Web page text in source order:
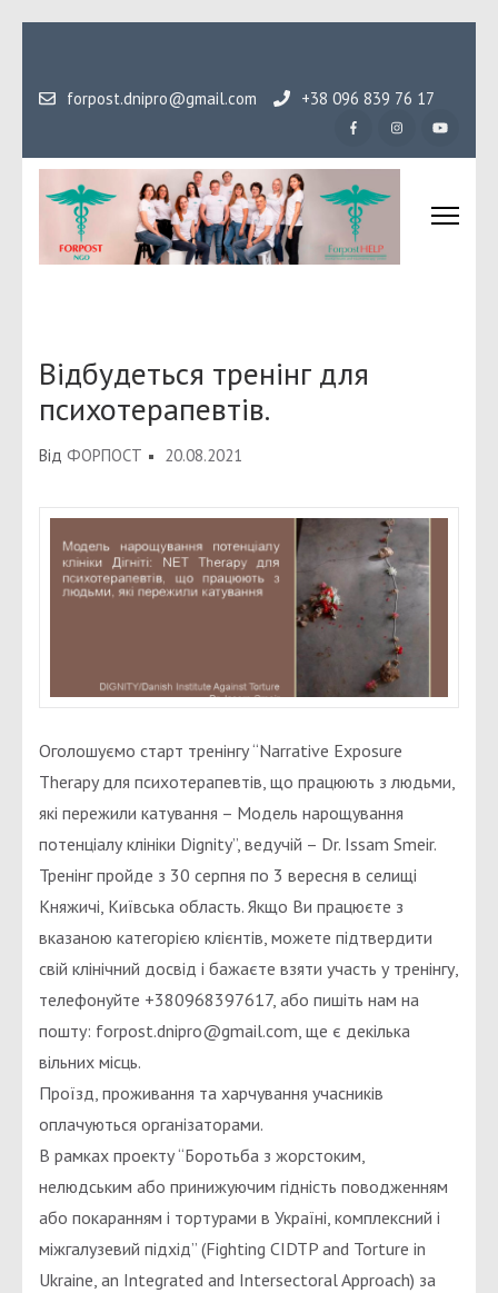
вмісту
Enter)
forpost.dnipro@gmail.com +38 096 839 76 17
Відбудеться тренінг для
психотерапевтів.
Від ФОРПОСТ 20.08.2021
Оголошуємо старт тренінгу “Narrative Exposure
Therapy для психотерапевтів, що працюють з людьми,
які пережили катування – Модель нарощування
потенціалу клініки Dignity”, ведучій – Dr. Issam Smeir.
Тренінг пройде з 30 серпня по 3 вересня в селищі
Княжичі, Київська область. Якщо Ви працюєте з
вказаною категорією клієнтів, можете підтвердити
свій клінічний досвід і бажаєте взяти участь у тренінгу,
телефонуйте +380968397617, або пишіть нам на
пошту: forpost.dnipro@gmail.com, ще є декілька
вільних місць.
Проїзд, проживання та харчування учасників
оплачуються організаторами.
В рамках проекту “Боротьба з жорстоким,
нелюдським або принижуючим гідність поводженням
або покаранням і тортурами в Україні, комплексний і
міжгалузевий підхід” (Fighting CIDTP and Torture in
Ukraine, an Integrated and Intersectoral Approach) за